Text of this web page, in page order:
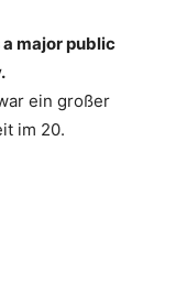
major public
ein großer
im 20.